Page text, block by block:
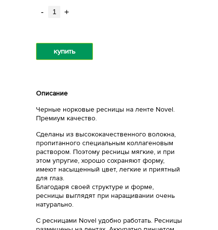
- +
купить
Описание
Черные норковые ресницы на ленте Novel.
Премиум качество.
Сделаны из высококачественного волокна,
пропитанного специальным коллагеновым
раствором. Поэтому ресницы мягкие, и при
этом упругие, хорошо сохраняют форму,
имеют насыщенный цвет, легкие и приятный
для глаз.
Благодаря своей структуре и форме,
ресницы выглядят при наращивании очень
натурально.
С ресницами Novel удобно работать. Ресницы